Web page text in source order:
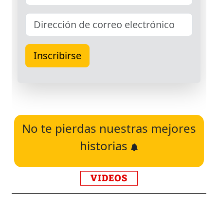
No te pierdas nuestras mejores
historias
VIDEOS